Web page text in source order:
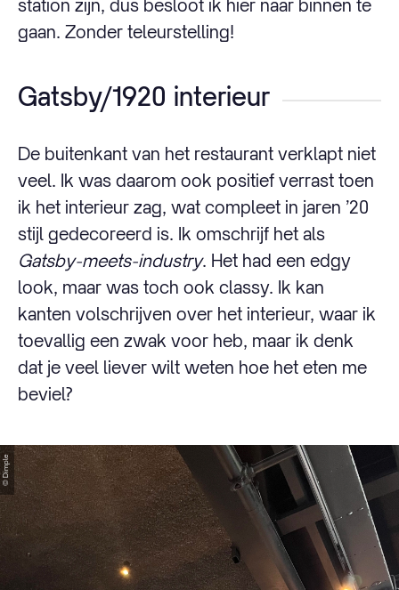
station zijn, dus besloot ik hier naar binnen te
gaan. Zonder teleurstelling!
Gatsby/1920 interieur
De buitenkant van het restaurant verklapt niet
veel. Ik was daarom ook positief verrast toen
ik het interieur zag, wat compleet in jaren ’20
stijl gedecoreerd is. Ik omschrijf het als
Gatsby-meets-industry. Het had een edgy
look, maar was toch ook classy. Ik kan
kanten volschrijven over het interieur, waar ik
toevallig een zwak voor heb, maar ik denk
dat je veel liever wilt weten hoe het eten me
beviel?
© Dimple